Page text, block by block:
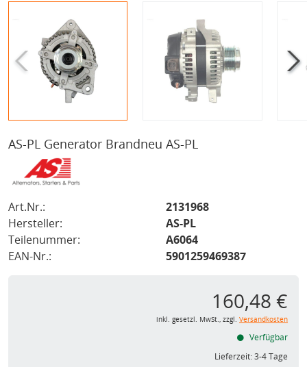
AS-PL Generator Brandneu AS-PL
Art.Nr.:
2131968
Hersteller:
AS-PL
Teilenummer:
A6064
EAN-Nr.:
5901259469387
160,48 €
inkl. gesetzl. MwSt., zzgl. Versandkosten
Verfügbar
Lieferzeit:3-4 Tage